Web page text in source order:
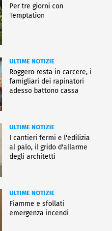
Per tre giorni con
Temptation
ULTIME NOTIZIE
Roggero resta in carcere, i
famigliari dei rapinatori
adesso battono cassa
ULTIME NOTIZIE
I cantieri fermi e l'edilizia
al palo, il grido d'allarme
degli architetti
ULTIME NOTIZIE
Fiamme e sfollati
emergenza incendi